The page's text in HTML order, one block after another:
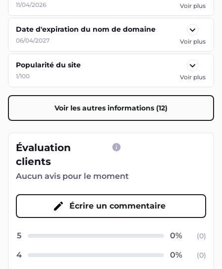
11/04/2026 Voir plus
Date d'expiration du nom de domaine
06/04/2027 Voir plus
Popularité du site
1/100 Voir plus
Voir les autres informations (12)
Évaluation
clients
Aucun avis pour le moment
Écrire un commentaire
5 (0)
4 (0)